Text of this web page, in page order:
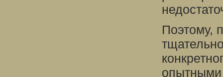
Поэтому,
опытными